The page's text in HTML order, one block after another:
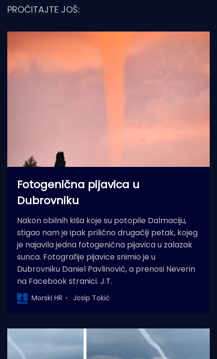
PROČITAJTE JOŠ:
Fotogenična pijavica u
Dubrovniku
Nakon obilnih kiša koje su potopile Dalmaciju,
stigao nam je ipak prilično drugačiji petak, kojeg
je najavila jedna fotogenična pijavica u zalazak
sunca. Fotografije pijavice snimio je u
Dubrovniku Daniel Pavlinović, a prenosi Neverin
na Facebook stranici. J.T.
Morski HR Josip Tokić